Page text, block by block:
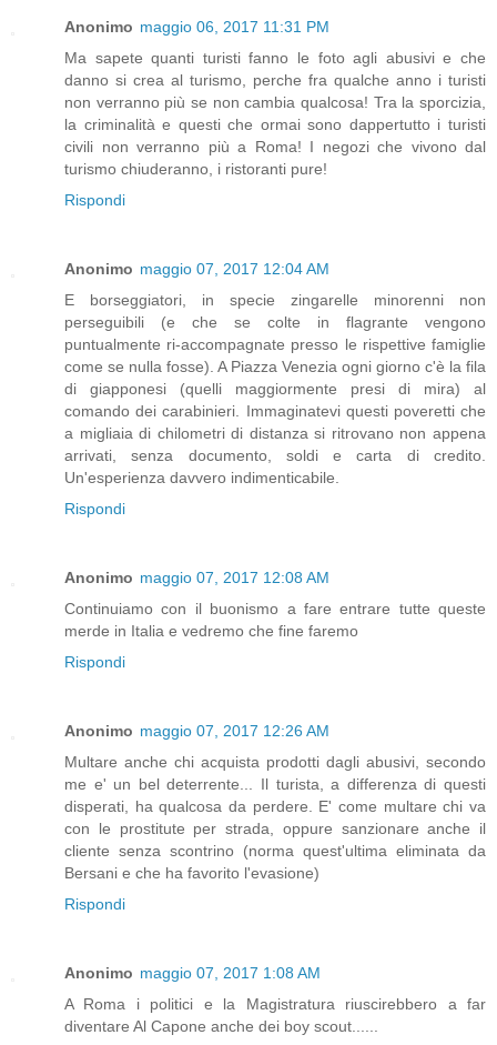
Anonimo maggio 06, 2017 11:31 PM
Ma sapete quanti turisti fanno le foto agli abusivi e che
danno si crea al turismo, perche fra qualche anno i turisti
non verranno più se non cambia qualcosa! Tra la sporcizia,
la criminalità e questi che ormai sono dappertutto i turisti
civili non verranno più a Roma! I negozi che vivono dal
turismo chiuderanno, i ristoranti pure!
Rispondi
Anonimo maggio 07, 2017 12:04 AM
E borseggiatori, in specie zingarelle minorenni non
perseguibili (e che se colte in flagrante vengono
puntualmente ri-accompagnate presso le rispettive famiglie
come se nulla fosse). A Piazza Venezia ogni giorno c'è la fila
di giapponesi (quelli maggiormente presi di mira) al
comando dei carabinieri. Immaginatevi questi poveretti che
a migliaia di chilometri di distanza si ritrovano non appena
arrivati, senza documento, soldi e carta di credito.
Un'esperienza davvero indimenticabile.
Rispondi
Anonimo maggio 07, 2017 12:08 AM
Continuiamo con il buonismo a fare entrare tutte queste
merde in Italia e vedremo che fine faremo
Rispondi
Anonimo maggio 07, 2017 12:26 AM
Multare anche chi acquista prodotti dagli abusivi, secondo
me e' un bel deterrente... Il turista, a differenza di questi
disperati, ha qualcosa da perdere. E' come multare chi va
con le prostitute per strada, oppure sanzionare anche il
cliente senza scontrino (norma quest'ultima eliminata da
Bersani e che ha favorito l'evasione)
Rispondi
Anonimo maggio 07, 2017 1:08 AM
A Roma i politici e la Magistratura riuscirebbero a far
diventare Al Capone anche dei boy scout......